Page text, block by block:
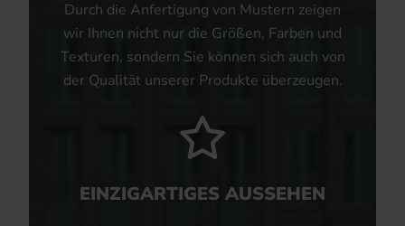
Durch die Anfertigung von Mustern zeigen
wir Ihnen nicht nur die Größen, Farben und
Texturen, sondern Sie können sich auch von
der Qualität unserer Produkte überzeugen.
EINZIGARTIGES AUSSEHEN